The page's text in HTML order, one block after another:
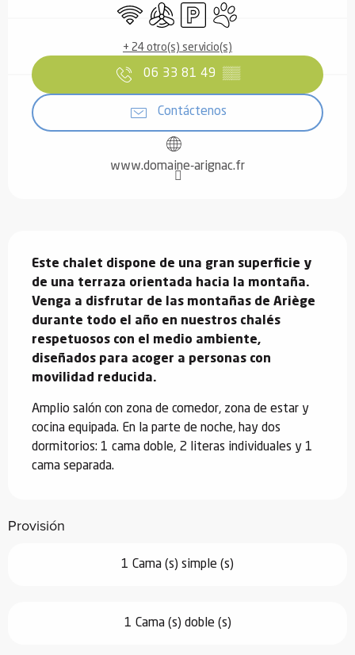
Wifi Aire Acondicionado
AparcamientoSe aceptan animales
+ 24 otro(s) servicio(s)
06 33 81 49 ▒▒
Contáctenos
www.domaine-arignac.fr
Este chalet dispone de una gran superficie y
de una terraza orientada hacia la montaña.
Venga a disfrutar de las montañas de Ariège
durante todo el año en nuestros chalés
respetuosos con el medio ambiente,
diseñados para acoger a personas con
movilidad reducida.
Amplio salón con zona de comedor, zona de estar y
cocina equipada. En la parte de noche, hay dos
dormitorios: 1 cama doble, 2 literas individuales y 1
cama separada.
Provisión
1 Cama (s) simple (s)
1 Cama (s) doble (s)